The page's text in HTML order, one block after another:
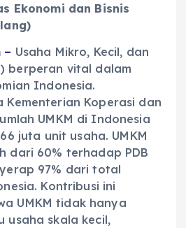
Ekonomi dan Bisnis
– Usaha Mikro, Kecil, dan
berperan vital dalam
Indonesia.
Kementerian Koperasi dan
UMKM di Indonesia
juta unit usaha. UMKM
dari 60% terhadap PDB
97% dari total
Kontribusi ini
UMKM tidak hanya
usaha skala kecil,